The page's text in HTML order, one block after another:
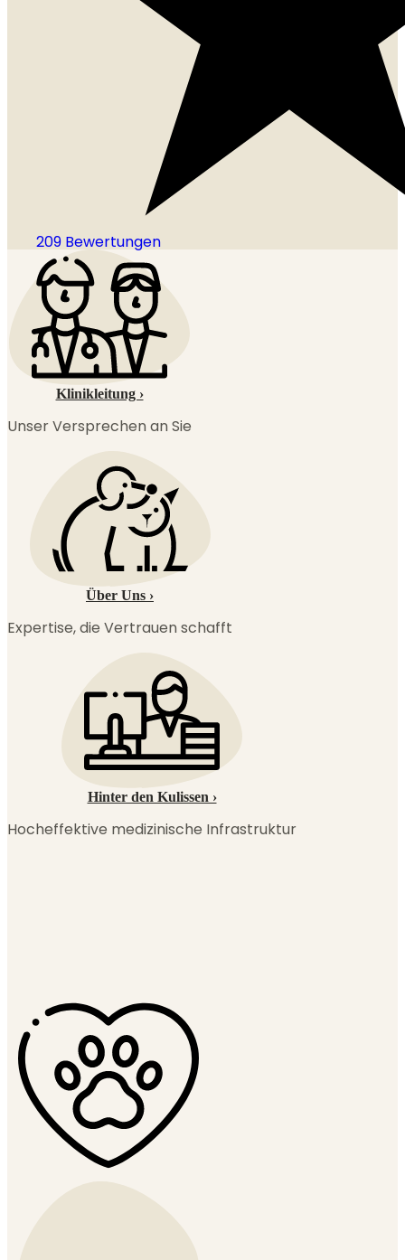
209 Bewertungen
Klinikleitung ›
Unser Versprechen an Sie
Über Uns ›
Expertise, die Vertrauen schafft
Hinter den Kulissen ›
Hocheffektive medizinische Infrastruktur